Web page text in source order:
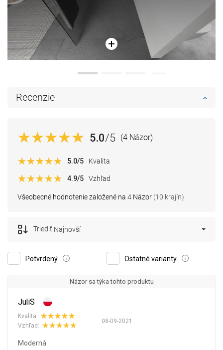
Recenzie
5.0/5 (4 Názor)
Všeobecné hodnotenie založené na 4 Názor (10 krajín)
5.0/5 Kvalita
4.9/5 Vzhľad
Potvrdený Ostatné varianty
Triediť:Najnovší
Názor sa týka tohto produktu
JuliS
08-09-2021
Kvalita:
Vzhľad:
Moderná